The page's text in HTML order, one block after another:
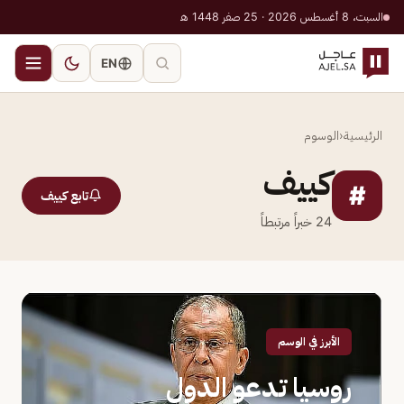
السبت، 8 أغسطس 2026 · 25 صفر 1448 هـ
EN
الرئيسية‹الوسوم
# كييف
24 خبراً مرتبطاً
تابع كييف
الأبرز في الوسم
روسيا تدعو الدول